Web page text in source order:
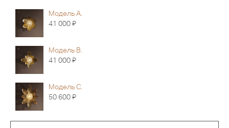
Модель А.
41 000Я
Модель В.
41 000Я
Модель С.
50 600Я